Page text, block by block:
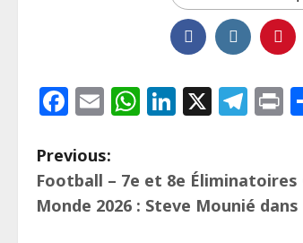
Facebook
EmailWhatsApp
LinkedIn
X
Previous:
Football – 7e et 8e Éliminatoires
Monde 2026 : Steve Mounié